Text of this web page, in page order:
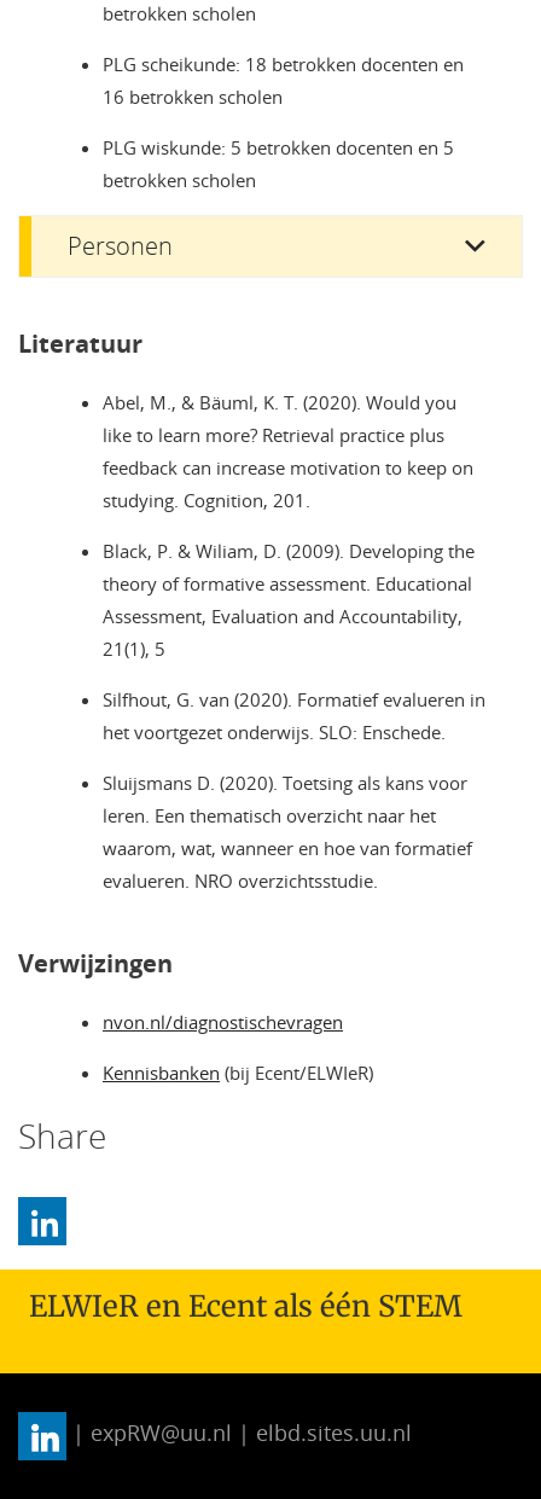
betrokken scholen
PLG scheikunde: 18 betrokken docenten en
16 betrokken scholen
PLG wiskunde: 5 betrokken docenten en 5
betrokken scholen
Personen
Literatuur
Abel, M., & Bäuml, K. T. (2020). Would you
like to learn more? Retrieval practice plus
feedback can increase motivation to keep on
studying. Cognition, 201.
Black, P. & Wiliam, D. (2009). Developing the
theory of formative assessment. Educational
Assessment, Evaluation and Accountability,
21(1), 5
Silfhout, G. van (2020). Formatief evalueren in
het voortgezet onderwijs. SLO: Enschede.
Sluijsmans D. (2020). Toetsing als kans voor
leren. Een thematisch overzicht naar het
waarom, wat, wanneer en hoe van formatief
evalueren. NRO overzichtsstudie.
Verwijzingen
nvon.nl/diagnostischevragen
Kennisbanken (bij Ecent/ELWIeR)
Share
ELWIeR en Ecent als één STEM
| expRW@uu.nl | elbd.sites.uu.nl